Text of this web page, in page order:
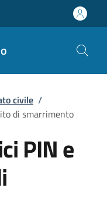
civile /
di smarrimento
PIN e